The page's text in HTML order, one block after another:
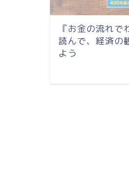
『お金の流れで
読んで、経済の
よう